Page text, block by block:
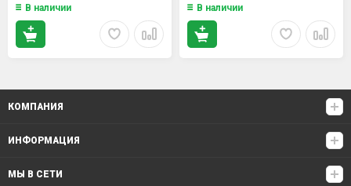
В наличии В наличии
КОМПАНИЯ
ИНФОРМАЦИЯ
МЫ В СЕТИ